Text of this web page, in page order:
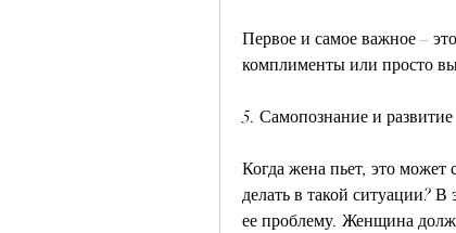
Первое и самое важное –
комплименты или просто
5. Самопознание и развитие
Когда жена пьет, это может
делать в такой ситуации?
ее проблему. Женщина